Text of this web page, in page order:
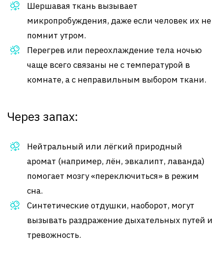
Шершавая ткань вызывает
микропробуждения, даже если человек их не
помнит утром.
Перегрев или переохлаждение тела ночью
чаще всего связаны не с температурой в
комнате, а с неправильным выбором ткани.
Через запах:
Нейтральный или лёгкий природный
аромат (например, лён, эвкалипт, лаванда)
помогает мозгу «переключиться» в режим
сна.
Синтетические отдушки, наоборот, могут
вызывать раздражение дыхательных путей и
тревожность.